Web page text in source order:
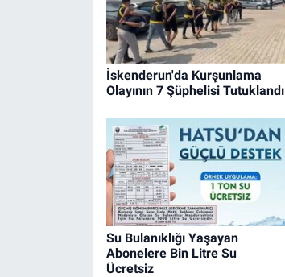
İskenderun'da Kurşunlama
Olayının 7 Şüphelisi Tutuklandı
Su Bulanıklığı Yaşayan
Abonelere Bin Litre Su
Ücretsiz